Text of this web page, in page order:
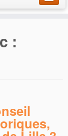
sommes-nous ?
: